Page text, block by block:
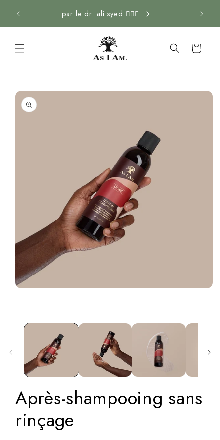
content
par le dr. ali syed 👨🏽‍⚕️
Panier
dans
Après-shampooing sans
rinçage